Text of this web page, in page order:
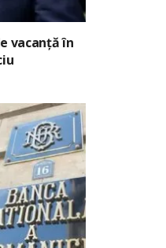
vacanță în